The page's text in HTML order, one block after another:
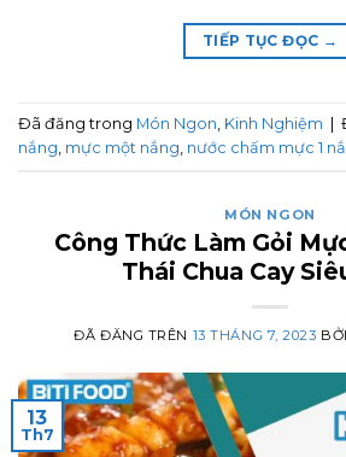
TIẾP TỤC ĐỌC →
Đã đăng trong Món Ngon Kinh Nghiệm
nắng mực một nắng nước chấm mực 1
MÓN NGON
Công Thức Làm Gỏi
Thái Chua Cay
ĐÃ ĐĂNG TRÊN 13 THÁNG 7, 2023 BỞI
13
Th7